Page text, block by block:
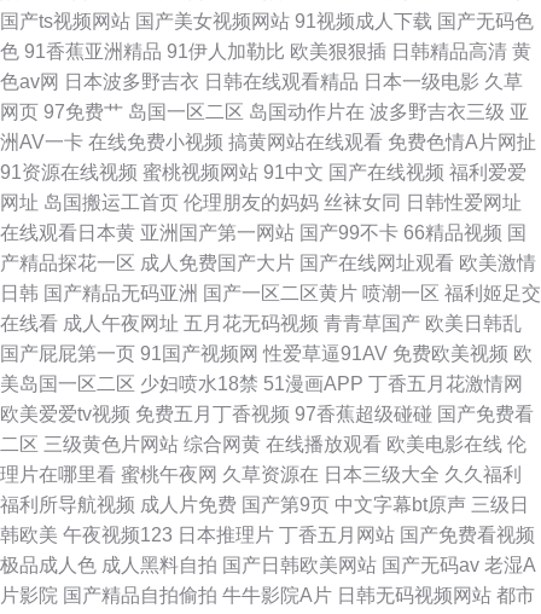
国产ts视频网站 国产美女视频网站 91视频成人下载 国产无码色
色 91香蕉亚洲精品 91伊人加勒比 欧美狠狠插 日韩精品高清 黄
色av网 日本波多野吉衣 日韩在线观看精品 日本一级电影 久草
网页 97免费艹 岛国一区二区 岛国动作片在 波多野吉衣三级 亚
洲AV一卡 在线免费小视频 搞黄网站在线观看 免费色情A片网扯
91资源在线视频 蜜桃视频网站 91中文 国产在线视频 福利爱爱
网址 岛国搬运工首页 伦理朋友的妈妈 丝袜女同 日韩性爱网址
在线观看日本黄 亚洲国产第一网站 国产99不卡 66精品视频 国
产精品探花一区 成人免费国产大片 国产在线网址观看 欧美激情
日韩 国产精品无码亚洲 国产一区二区黄片 喷潮一区 福利姬足交
在线看 成人午夜网址 五月花无码视频 青青草国产 欧美日韩乱
国产屁屁第一页 91国产视频网 性爱草逼91AV 免费欧美视频 欧
美岛国一区二区 少妇喷水18禁 51漫画APP 丁香五月花激情网
欧美爱爱tv视频 免费五月丁香视频 97香蕉超级碰碰 国产免费看
二区 三级黄色片网站 综合网黄 在线播放观看 欧美电影在线 伦
理片在哪里看 蜜桃午夜网 久草资源在 日本三级大全 久久福利
福利所导航视频 成人片免费 国产第9页 中文字幕bt原声 三级日
韩欧美 午夜视频123 日本推理片 丁香五月网站 国产免费看视频
极品成人色 成人黑料自拍 国产日韩欧美网站 国产无码av 老湿A
片影院 国产精品自拍偷拍 牛牛影院A片 日韩无码视频网站 都市